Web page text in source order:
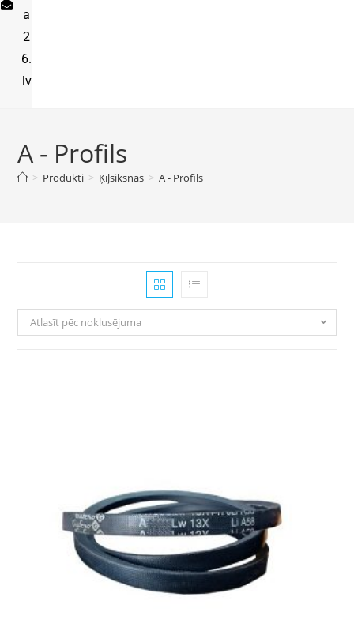
a
2
6.
lv
A - Profils
> Produkti > Ķīļsiksnas > A - Profils
Atlasīt pēc noklusējuma